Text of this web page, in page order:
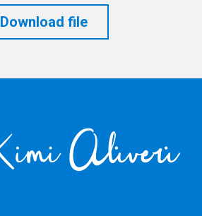
Download file